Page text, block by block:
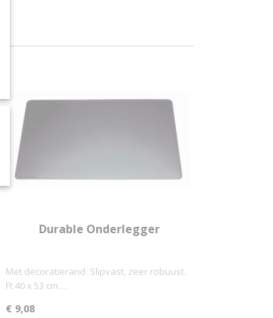
Durable Onderlegger
Met decoratierand. Slipvast, zeer robuust.
Ft 40 x 53 cm.…
€ 9,08